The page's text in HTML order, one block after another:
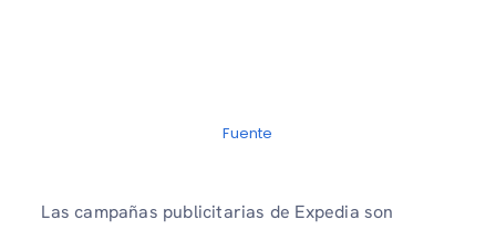
Fuente
Las campañas publicitarias de Expedia son